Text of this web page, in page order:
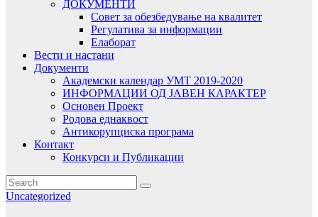
ДОКУМЕНТИ
Совет за обезбедување на квалитет
Регулатива за информации
Елаборат
Вести и настани
Документи
Академски календар УМТ 2019-2020
ИНФОРМАЦИИ ОД ЈАВЕН КАРАКТЕР
Основен Проект
Родова еднаквост
Антикорупциска програма
Контакт
Конкурси и Публикации
Uncategorized